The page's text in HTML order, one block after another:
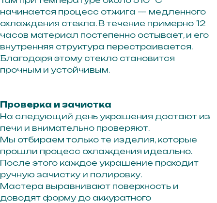
начинается процесс отжига — медленного
охлаждения стекла. В течение примерно 12
часов материал постепенно остывает, и его
внутренняя структура перестраивается.
Благодаря этому стекло становится
прочным и устойчивым.
Проверка и зачистка
На следующий день украшения достают из
печи и внимательно проверяют.
Мы отбираем только те изделия, которые
прошли процесс охлаждения идеально.
После этого каждое украшение проходит
ручную зачистку и полировку.
Мастера выравнивают поверхность и
доводят форму до аккуратного